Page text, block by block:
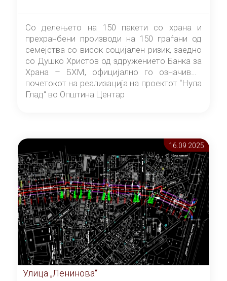
Со делењето на 150 пакети со храна и
прехранбени производи на 150 граѓани од
семејства со висок социјален ризик, заедно
со Душко Христов од здружението Банка за
Храна – БХМ, официјално го означивме
почетокот на реализација на проектот “Нула
Глад“ во Општина Центар
16.09 2025
Улица „Ленинова“